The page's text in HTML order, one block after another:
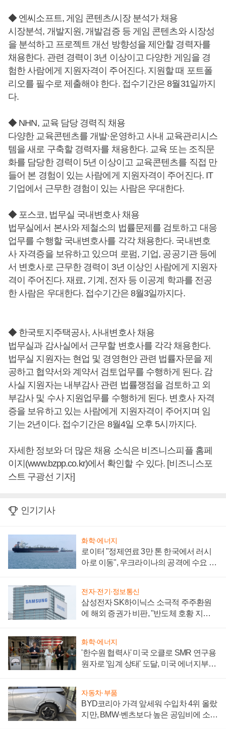
◆ 엔씨소프트, 게임 콘텐츠/시장 분석가 채용
시장분석, 개발지원, 개발검증 등 게임 콘텐츠와 시장성
을 분석하고 프로젝트 개선 방향성을 제안할 경력자를
채용한다. 관련 경력이 3년 이상이고 다양한 게임을 경
험한 사람에게 지원자격이 주어진다. 지원할 때 포트폴
리오를 필수로 제출해야 한다. 접수기간은 8월31일까지
다.
◆ NHN, 교육 담당 경력직 채용
다양한 교육콘텐츠를 개발·운영하고 사내 교육관리시스
템을 새로 구축할 경력자를 채용한다. 교육 또는 조직문
화를 담당한 경력이 5년 이상이고 교육콘텐츠를 직접 만
들어 본 경험이 있는 사람에게 지원자격이 주어진다. IT
기업에서 근무한 경험이 있는 사람은 우대한다.
◆ 포스코, 법무실 국내변호사 채용
법무실에서 본사와 제철소의 법률문제를 검토하고 대응
업무를 수행할 국내변호사를 각각 채용한다. 국내변호
사 자격증을 보유하고 있으며 로펌, 기업, 공공기관 등에
서 변호사로 근무한 경력이 3년 이상인 사람에게 지원자
격이 주어진다. 재료, 기계, 전자 등 이공계 학과를 전공
한 사람은 우대한다. 접수기간은 8월3일까지다.
◆ 한국토지주택공사, 사내변호사 채용
법무실과 감사실에서 근무할 변호사를 각각 채용한다.
법무실 지원자는 현업 및 경영현안 관련 법률자문을 제
공하고 협약서와 계약서 검토업무를 수행하게 된다. 감
사실 지원자는 내부감사 관련 법률쟁점을 검토하고 외
부감사 및 수사 지원업무를 수행하게 된다. 변호사 자격
증을 보유하고 있는 사람에게 지원자격이 주어지며 임
기는 2년이다. 접수기간은 8월4일 오후 5시까지다.
자세한 정보와 더 많은 채용 소식은 비즈니스피플 홈페
이지(www.bzpp.co.kr)에서 확인할 수 있다. [비즈니스포
스트 구광선 기자]
인기기사
화학·에너지
로이터 "정제연료 3만 톤 한국에서 러시
아로 이동", 우크라이나의 공격에 수요 늘
전자·전기·정보통신
삼성전자 SK하이닉스 소극적 주주환원
에 해외 증권가 비판, "반도체 호황 지속
화학·에너지
'한수원 협력사' 미국 오클로 SMR 연구용
원자로 '임계 상태' 도달, 미국 에너지부
자동차·부품
BYD코리아 가격 앞세워 수입차 4위 올랐
지만, BMW·벤츠보다 높은 공임비에 소비